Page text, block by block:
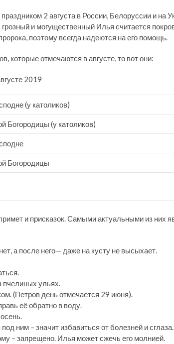
2 августа в России, Белоруссии и на
и могущественный Илья считается
поэтому всегда надеются на его помощь.
которые отмечаются в августе, то вот они:
2019
(у католиков)
Богородицы (у католиков)
Богородицы
и присказок. Самыми актуальными из них
а после него— даже на кусту не высыхает.
пчелиных ульях.
(Петров день отмечается 29 июня).
её обратно в воду.
ним – значит избавиться от болезней и сглаза.
– запрещено. Илья может сжечь его молнией.